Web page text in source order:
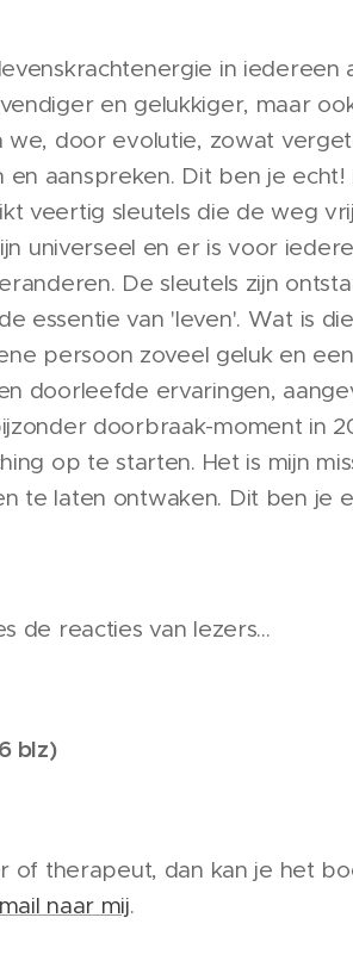
in iedereen
en gelukkiger, maar
we, door evolutie, zowat
en aanspreken. Dit ben je
veertig sleutels die de weg
universeel en er is voor
De sleutels zijn
essentie van 'leven'. Wat is
persoon zoveel geluk en
doorleefde ervaringen,
doorbraak-moment in
op te starten. Het is mijn
te laten ontwaken. Dit ben je
de reacties van lezers...
blz)
of therapeut, dan kan je het
mail naar mij.